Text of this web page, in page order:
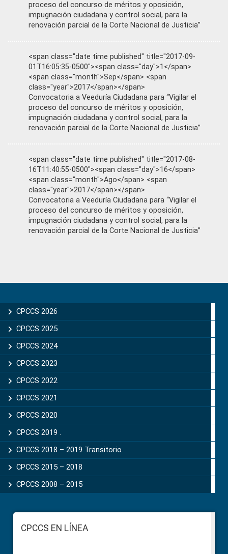
proceso del concurso de méritos y oposición,
impugnación ciudadana y control social, para la
renovación parcial de la Corte Nacional de Justicia”
<span class="date time published" title="2017-09-
01T16:05:35-0500"><span class="day">1</span>
<span class="month">Sep</span> <span
class="year">2017</span></span>
Convocatoria a Veeduría Ciudadana para “Vigilar el
proceso del concurso de méritos y oposición,
impugnación ciudadana y control social, para la
renovación parcial de la Corte Nacional de Justicia”
<span class="date time published" title="2017-08-
16T11:40:55-0500"><span class="day">16</span>
<span class="month">Ago</span> <span
class="year">2017</span></span>
Convocatoria a Veeduría Ciudadana para “Vigilar el
proceso del concurso de méritos y oposición,
impugnación ciudadana y control social, para la
renovación parcial de la Corte Nacional de Justicia”
Sidebar
CPCCS 2026
CPCCS 2025
CPCCS 2024
CPCCS 2023
CPCCS 2022
CPCCS 2021
CPCCS 2020
CPCCS 2019 .
CPCCS 2018 – 2019 Transitorio
CPCCS 2015 – 2018
CPCCS 2008 – 2015
FooterCPCCS EN LÍNEA